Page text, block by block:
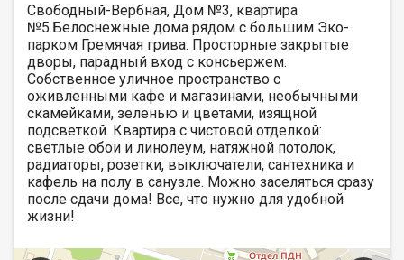
Свободный-Вербная, Дом №3, квартира
№5.Белоснежные дома рядом с большим Эко-
парком Гремячая грива. Просторные закрытые
дворы, парадный вход с консьержем.
Собственное уличное пространство с
оживленными кафе и магазинами, необычными
скамейками, зеленью и цветами, изящной
подсветкой. Квартира с чистовой отделкой:
светлые обои и линолеум, натяжной потолок,
радиаторы, розетки, выключатели, сантехника и
кафель на полу в санузле. Можно заселяться сразу
после сдачи дома! Все, что нужно для удобной
жизни!